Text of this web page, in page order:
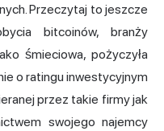
Przeczytaj to jeszcze
bitcoinów, branży
śmieciowa, pożyczyła
o ratingu inwestycyjnym
przez takie firmy jak
swojego najemcy